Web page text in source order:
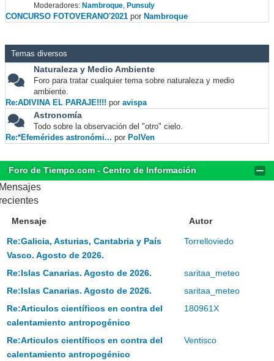
Moderadores: Nambroque, Punsuly
CONCURSO FOTOVERANO'2021 por Nambroque
Temas diversos
Naturaleza y Medio Ambiente
Foro para tratar cualquier tema sobre naturaleza y medio
ambiente.
Re:ADIVINA EL PARAJE!!!! por avispa
Astronomía
Todo sobre la observación del "otro" cielo.
Re:*Efemérides astronómi... por PolVen
Foro de Tiempo.com - Centro de Información
Mensaje Autor
Re:Galicia, Asturias, Cantabria y País
Vasco. Agosto de 2026.
Torrelloviedo
Re:Islas Canarias. Agosto de 2026.
saritaa_meteo
Re:Islas Canarias. Agosto de 2026.
saritaa_meteo
Re:Articulos científicos en contra del
calentamiento antropogénico
180961X
Re:Articulos científicos en contra del
calentamiento antropogénico
Ventisco